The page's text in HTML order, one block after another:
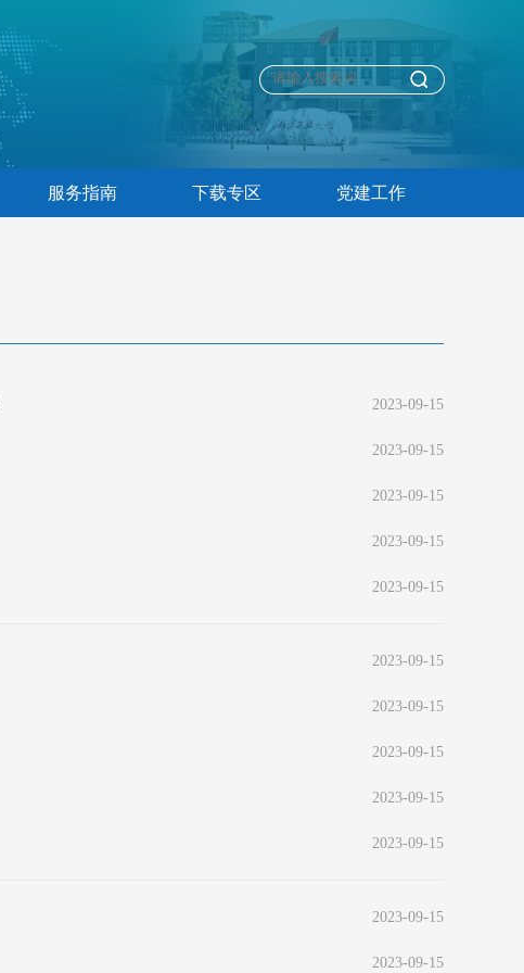
服务指南 下载专区 党建工作
2023-09-15
2023-09-15
2023-09-15
2023-09-15
2023-09-15
2023-09-15
2023-09-15
2023-09-15
2023-09-15
2023-09-15
2023-09-15
2023-09-15